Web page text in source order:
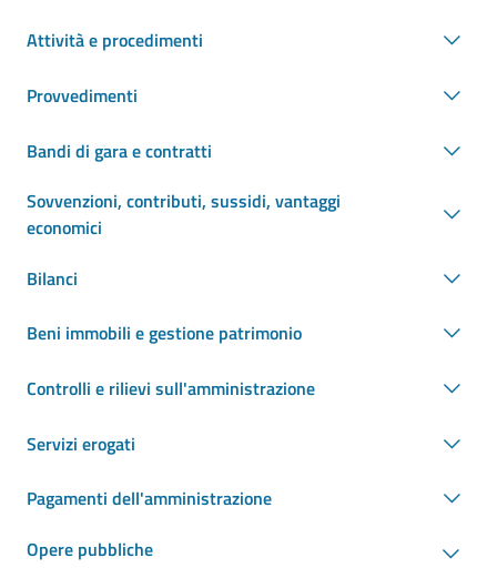
Attività e procedimenti
Provvedimenti
Bandi di gara e contratti
Sovvenzioni, contributi, sussidi, vantaggi
economici
Bilanci
Beni immobili e gestione patrimonio
Controlli e rilievi sull'amministrazione
Servizi erogati
Pagamenti dell'amministrazione
Opere pubbliche